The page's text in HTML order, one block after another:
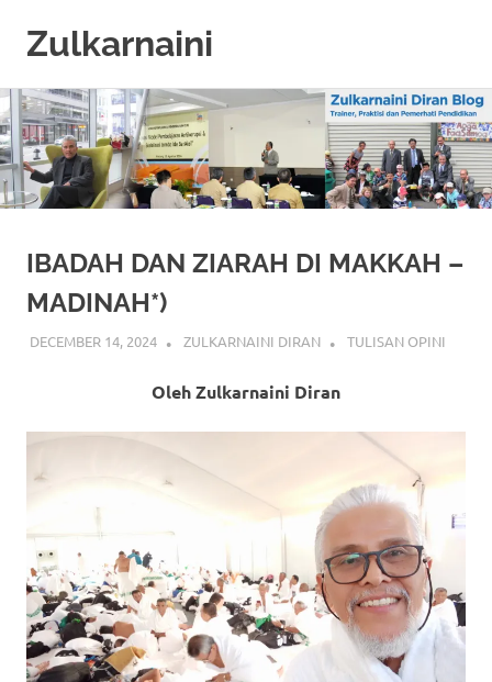
Skip
to
content
Zulkarnaini
Blog
IBADAH DAN ZIARAH DI MAKKAH –
MADINAH*)
DECEMBER 14, 2024 ZULKARNAINI DIRAN TULISAN OPINI
Oleh Zulkarnaini Diran